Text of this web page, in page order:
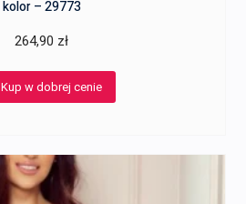
kolor – 29773
264,90 zł
Kup w dobrej cenie